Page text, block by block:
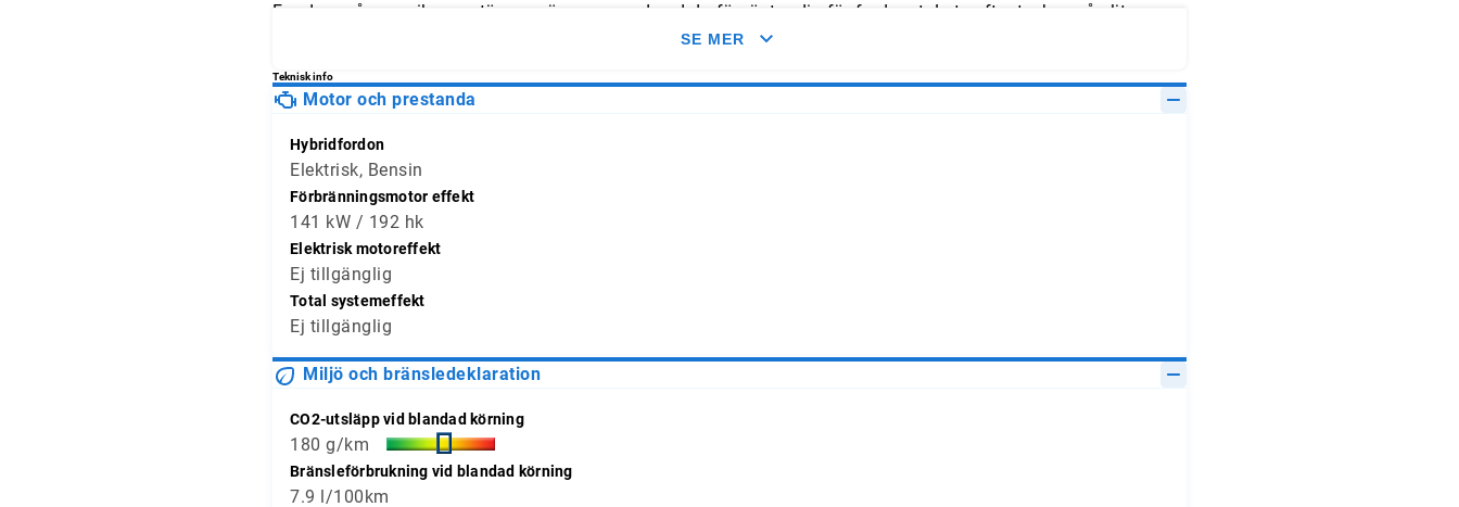
Fundera på om mileage stämmer överens med vad du förväntar dig för fordonet. Leta efter tecken på slitage
och jämför avläsningarna med typliga årliga genomsnitt.
SE MER
Teknisk info
Motor och prestanda
Hybridfordon
Elektrisk, Bensin
Förbränningsmotor effekt
141 kW / 192 hk
Elektrisk motoreffekt
Ej tillgänglig
Total systemeffekt
Ej tillgänglig
Miljö och bränsledeklaration
CO2-utsläpp vid blandad körning
180 g/km
Bränsleförbrukning vid blandad körning
7.9 l/100km